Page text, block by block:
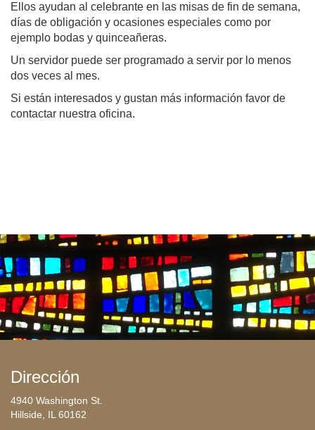
Ellos ayudan al celebrante en las misas de fin de semana,
días de obligación y ocasiones especiales como por
ejemplo bodas y quinceañeras.
Un servidor puede ser programado a servir por lo menos
dos veces al mes.
Si están interesados y gustan más información favor de
contactar nuestra oficina.
Dirección
4940 Washington St.
Hillside, IL 60162